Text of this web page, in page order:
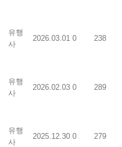
유행
사
2026.03.01 0 238
유행
사
2026.02.03 0 289
유행
사
2025.12.30 0 279